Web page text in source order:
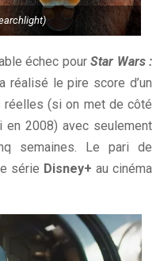
échec pourStar Wars :
réalisé le pire score d’un
(si on met de côté
2008) avec seulement
semaines. Le pari de
série Disney+ au cinéma